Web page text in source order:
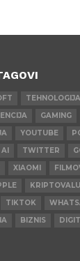
TEHNOLOGIJA
GAMING
YOUTUBE
AI TWITTER
XIAOMI
TIKTOK
BIZNIS